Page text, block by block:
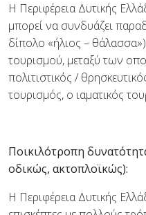
Η Περιφέρεια Δυτικής
μπορεί να συνδυάζει
δίπολο «ήλιος –
τουρισμού, μεταξύ των
πολιτιστικός /
τουρισμός, ο ιαματικός
Ποικιλότροπη
οδικώς, ακτοπλοϊκώς):
H Περιφέρεια Δυτικής